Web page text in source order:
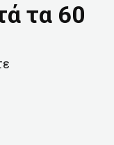
τα 60